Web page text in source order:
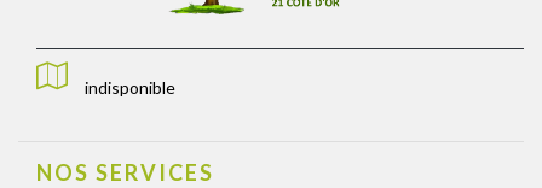
indisponible
NOS SERVICES